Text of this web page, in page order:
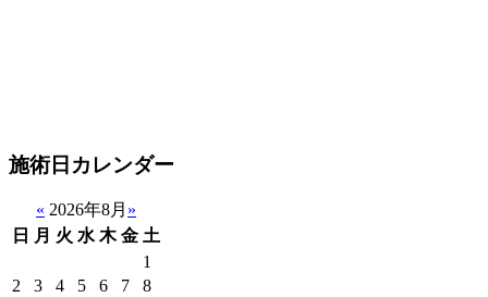
施術日カレンダー
« 2026年8月 »
日 月 火 水 木 金 土
1
2
3 4 5 6 7
8